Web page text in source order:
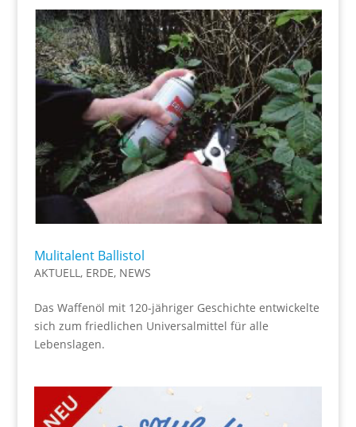
Mulitalent Ballistol
AKTUELL, ERDE, NEWS
Das Waffenöl mit 120-jähriger Geschichte entwickelte
sich zum friedlichen Universalmittel für alle
Lebenslagen.